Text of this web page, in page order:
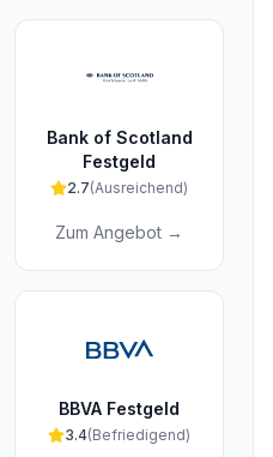
Bank of Scotland
Festgeld
2.7(Ausreichend)
Zum Angebot →
BBVA Festgeld
3.4(Befriedigend)